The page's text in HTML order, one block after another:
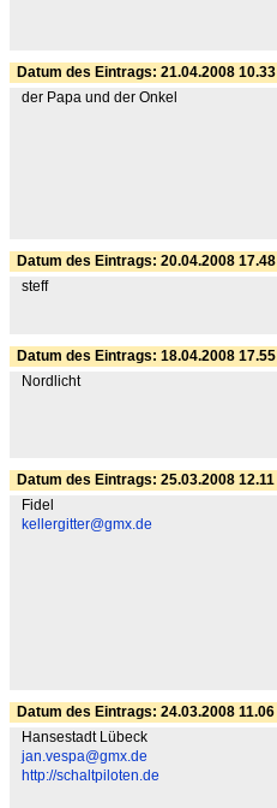
Datum des Eintrags: 21.04.2008 10.33
der Papa und der Onkel
Datum des Eintrags: 20.04.2008 17.48
steff
Datum des Eintrags: 18.04.2008 17.55
Nordlicht
Datum des Eintrags: 25.03.2008 12.11
Fidel
kellergitter@gmx.de
Datum des Eintrags: 24.03.2008 11.06
Hansestadt Lübeck
jan.vespa@gmx.de
http://schaltpiloten.de